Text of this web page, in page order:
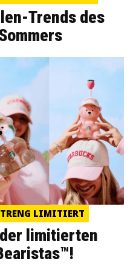
Trends des
LIMITIERT
limitierten